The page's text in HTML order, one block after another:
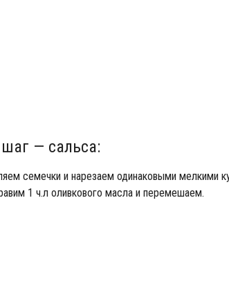
— сальса:
семечки и нарезаем одинаковыми мелкими
1 ч.л оливкового масла и перемешаем.